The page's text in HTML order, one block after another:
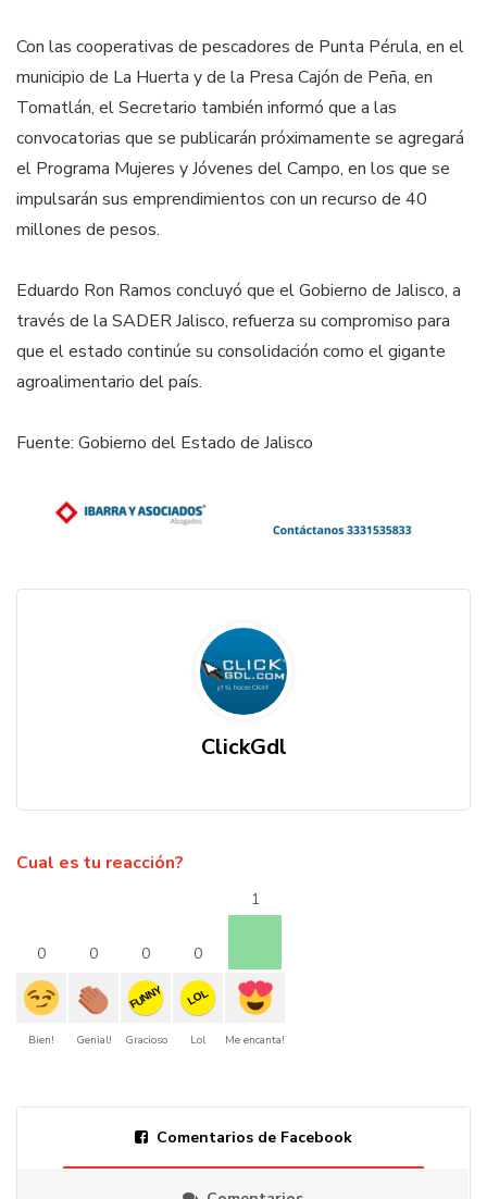
Con las cooperativas de pescadores de Punta Pérula, en el
municipio de La Huerta y de la Presa Cajón de Peña, en
Tomatlán, el Secretario también informó que a las
convocatorias que se publicarán próximamente se agregará
el Programa Mujeres y Jóvenes del Campo, en los que se
impulsarán sus emprendimientos con un recurso de 40
millones de pesos.
Eduardo Ron Ramos concluyó que el Gobierno de Jalisco, a
través de la SADER Jalisco, refuerza su compromiso para
que el estado continúe su consolidación como el gigante
agroalimentario del país.
Fuente: Gobierno del Estado de Jalisco
ClickGdl
Cual es tu reacción?
0
Bien!
0
Genial!
0
FUNNY
Gracioso
0
LOL
Lol
1
Me encanta!
Comentarios de Facebook